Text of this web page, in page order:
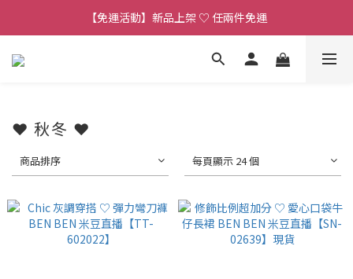
【連線直播】每週二 ~ 週五 𝟐𝟎:𝟎𝟎 詳見 𝑰𝑮 公告
【免運活動】新品上架 ♡ 任兩件免運
【客服時段】平日 𝟏𝟎:𝟎𝟎 - 𝟏𝟕:𝟎𝟎 (例假日公休 敬請見諒)
❤ 秋冬 ❤
商品排序 每頁顯示 24 個